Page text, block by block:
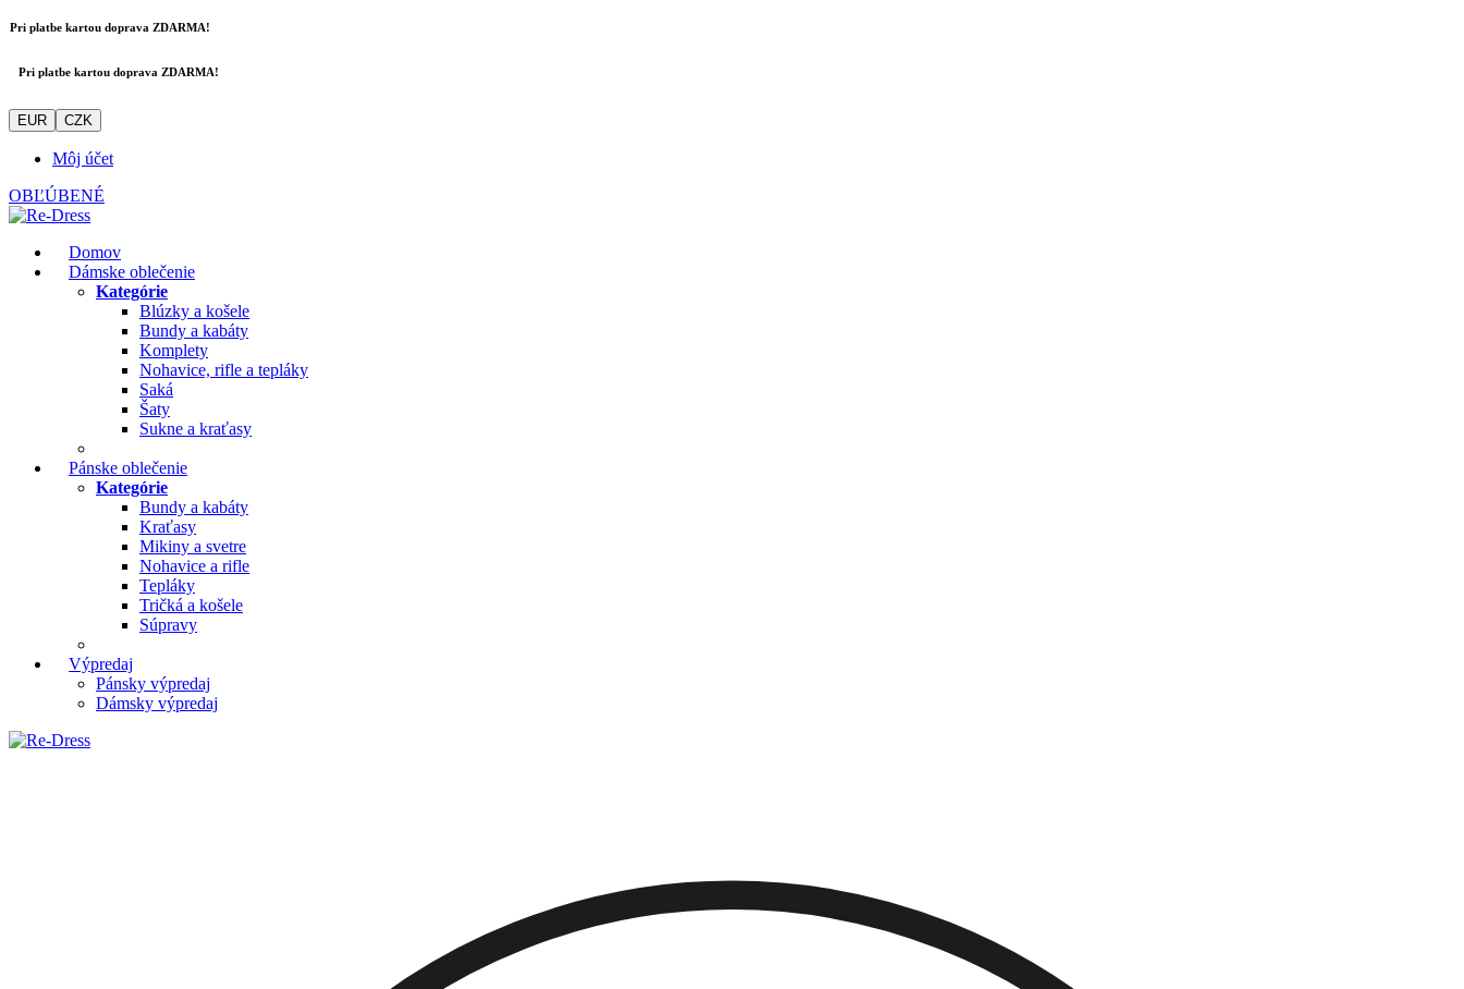
Pri platbe kartou doprava ZDARMA!
Pri platbe kartou doprava ZDARMA!
EUR CZK
Môj účet
OBĽÚBENÉ
Domov
Dámske oblečenie
Kategórie
Blúzky a košele
Bundy a kabáty
Komplety
Nohavice, rifle a tepláky
Saká
Šaty
Sukne a kraťasy
Pánske oblečenie
Kategórie
Bundy a kabáty
Kraťasy
Mikiny a svetre
Nohavice a rifle
Tepláky
Tričká a košele
Súpravy
Výpredaj
Pánsky výpredaj
Dámsky výpredaj